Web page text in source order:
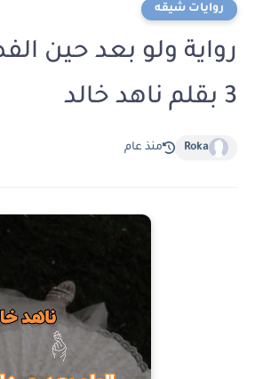
روايات شيقه
رواية ولو بعد حين
3 بقلم ناهد خالد
Roka منذ عام